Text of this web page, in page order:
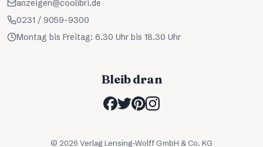
anzeigen@coolibri.de
0231 / 9059-9300
Montag bis Freitag: 6.30 Uhr bis 18.30 Uhr
Bleib dran
© 2026 Verlag Lensing-Wolff GmbH & Co. KG